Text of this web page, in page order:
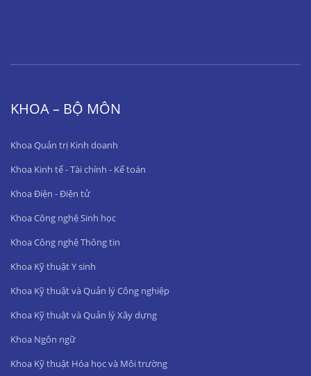
KHOA – BỘ MÔN
Khoa Quản trị Kinh doanh
Khoa Kinh tế - Tài chính - Kế toán
Khoa Điện - Điện tử
Khoa Công nghệ Sinh học
Khoa Công nghệ Thông tin
Khoa Kỹ thuật Y sinh
Khoa Kỹ thuật và Quản lý Công nghiệp
Khoa Kỹ thuật và Quản lý Xây dựng
Khoa Ngôn ngữ
Khoa Kỹ thuật Hóa học và Môi trường